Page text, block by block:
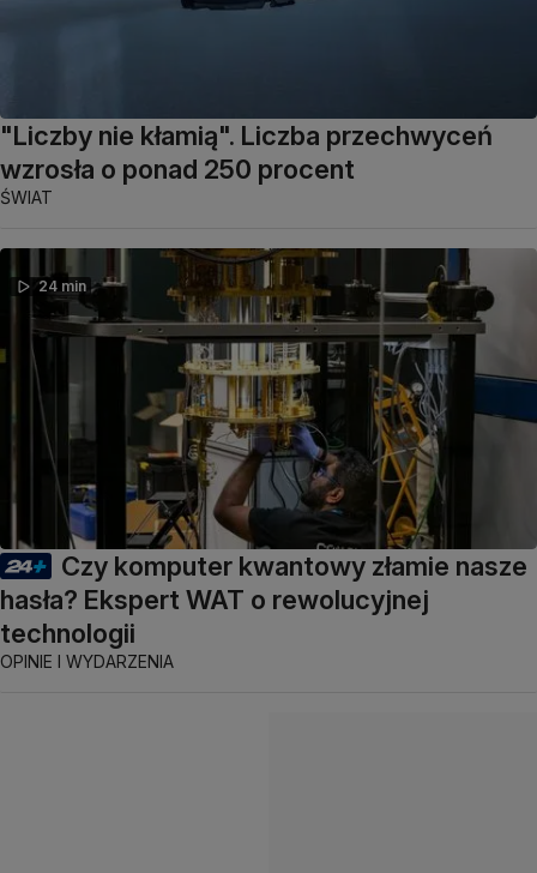
"Liczby nie kłamią". Liczba przechwyceń
wzrosła o ponad 250 procent
ŚWIAT
24 min
Czy komputer kwantowy złamie nasze
hasła? Ekspert WAT o rewolucyjnej
technologii
OPINIE I WYDARZENIA